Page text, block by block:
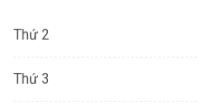
Thứ 2
Thứ 3